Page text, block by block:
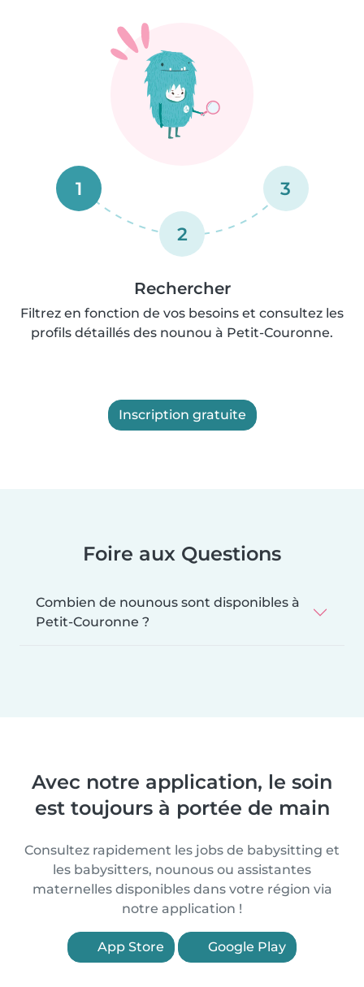
1
2
3
Rechercher
Filtrez en fonction de vos besoins et consultez les
profils détaillés des nounou à Petit-Couronne.
Inscription gratuite
Foire aux Questions
Combien de nounous sont disponibles à
Petit-Couronne ?
Avec notre application, le soin
est toujours à portée de main
Consultez rapidement les jobs de babysitting et
les babysitters, nounous ou assistantes
maternelles disponibles dans votre région via
notre application !
App Store Google Play